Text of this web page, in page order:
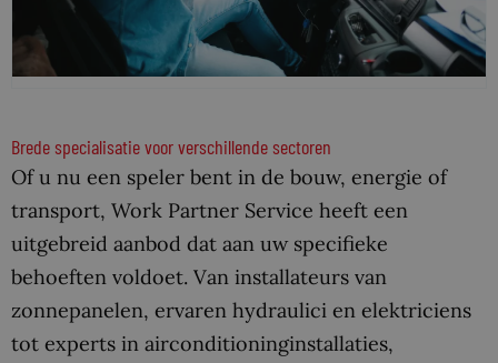
Brede specialisatie voor verschillende sectoren
Of u nu een speler bent in de bouw, energie of
transport, Work Partner Service heeft een
uitgebreid aanbod dat aan uw specifieke
behoeften voldoet. Van installateurs van
zonnepanelen, ervaren hydraulici en elektriciens
tot experts in airconditioninginstallaties,